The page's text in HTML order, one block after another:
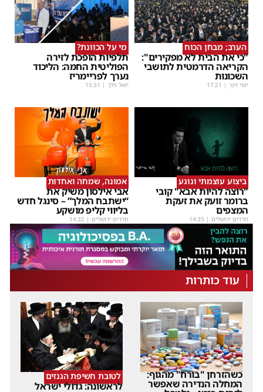
הערב; מבחן הכוח
"כי את הבית לא מפקירים":
הקריאה הדרמטית לתושבי
השכונות
יוסי וינר |
17:21
מי על הכוונת?
תלפיות הופכת לזירה
הפוליטית החמה: הליכוד
נערך לפריימריז
יואל וולך |
15:31
ביצוע עוצמתי ונוגע
"רוצה להיות אבא" קובי
ברומר זועק את זעקת
המצפים
חרדים ירושלים |
14:35
אמונה, שמחה ואחדות
אבי אילסון משיק את
“ישתבח המלך” – סינגל חדש
בליווי קליפ מושקע
חרדים ירושלים |
14:32
עוד כותרות
כשהזרחן "בורח" מהגוף:
המחלה הנדירה שאפשר
לטובת חשיפת הגנזים
לראשונה: גדולי ישראל